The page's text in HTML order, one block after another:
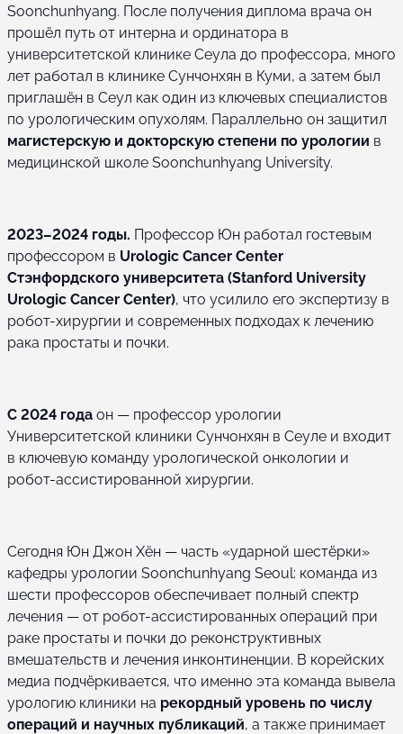
Soonchunhyang. После получения диплома врача он
прошёл путь от интерна и ординатора в
университетской клинике Сеула до профессора, много
лет работал в клинике Сунчонхян в Куми, а затем был
приглашён в Сеул как один из ключевых специалистов
по урологическим опухолям. Параллельно он защитил
магистерскую и докторскую степени по урологии в
медицинской школе Soonchunhyang University.
2023–2024 годы. Профессор Юн работал гостевым
профессором в Urologic Cancer Center
Стэнфордского университета (Stanford University
Urologic Cancer Center), что усилило его экспертизу в
робот-хирургии и современных подходах к лечению
рака простаты и почки.
С 2024 года он — профессор урологии
Университетской клиники Сунчонхян в Сеуле и входит
в ключевую команду урологической онкологии и
робот-ассистированной хирургии.
Сегодня Юн Джон Хён — часть «ударной шестёрки»
кафедры урологии Soonchunhyang Seoul: команда из
шести профессоров обеспечивает полный спектр
лечения — от робот-ассистированных операций при
раке простаты и почки до реконструктивных
вмешательств и лечения инконтиненции. В корейских
медиа подчёркивается, что именно эта команда вывела
урологию клиники на рекордный уровень по числу
операций и научных публикаций, а также принимает